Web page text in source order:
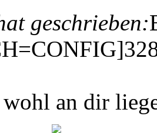
geschrieben:
wohl an dir